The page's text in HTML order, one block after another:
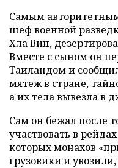
Самым
шеф военной
Хла Вин,
Вместе с сыном он
Таиландом и
мятеж в стране,
а их тела вывезла в
Сам он бежал после
участвовать в
которых монахов
грузовики и